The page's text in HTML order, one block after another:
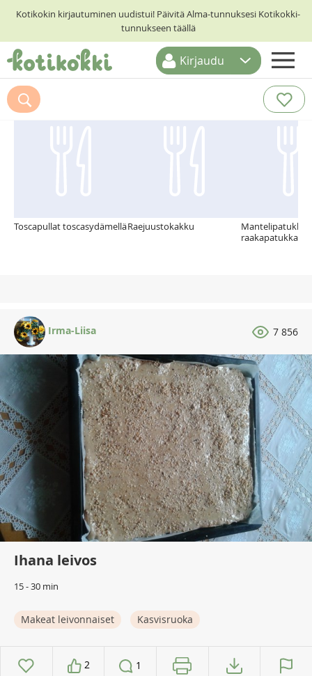
Kotikokin kirjautuminen uudistui! Päivitä Alma-tunnuksesi Kotikokki-
tunnukseen täällä
ETUSIVU
RESEPTIHAKU
Kirjaudu
Suosittelemme myös
Toscapullat toscasydämelläRaejuustokakku
Mantelipatukka -
raakapatukka
Irma-Liisa 7 856
Ihana leivos
15 - 30 min
Makeat leivonnaiset Kasvisruoka
2 1